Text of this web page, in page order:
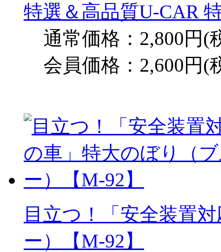
特選＆高品質U-CAR
通常価格：2,800円(
会員価格：2,600円(
目立つ！「安全装置
ー）【M-92】